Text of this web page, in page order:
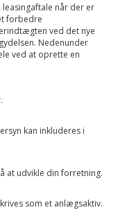
når der er
forbedre
ved det nye
Nedenunder
ved at oprette en
kan inkluderes i
at udvikle din forretning.
som et anlægsaktiv.